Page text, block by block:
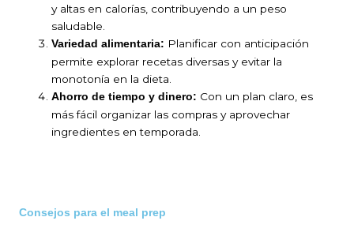
y altas en calorías, contribuyendo a un peso
saludable.
Variedad alimentaria: Planificar con anticipación
permite explorar recetas diversas y evitar la
monotonía en la dieta.
Ahorro de tiempo y dinero: Con un plan claro, es
más fácil organizar las compras y aprovechar
ingredientes en temporada.
Consejos para el meal prep